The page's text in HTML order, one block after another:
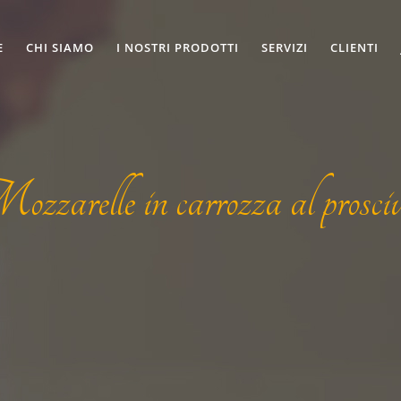
CHI SIAMO I NOSTRI PRODOTTI SERVIZI CLIENTI
in carrozza al